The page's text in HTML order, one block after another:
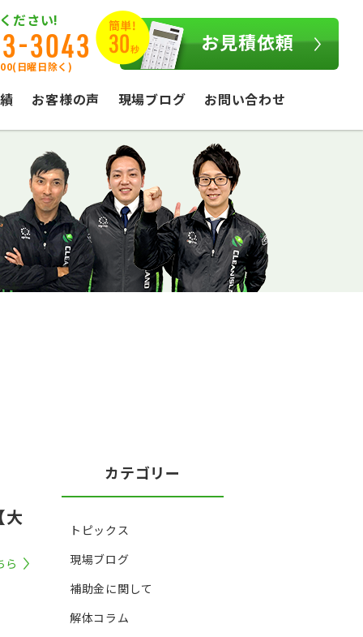
ださい!
3043
日曜日除く)
お見積依頼
お客様の声 現場ブログ お問い合わせ
大
ら
カテゴリー
トピックス
現場ブログ
補助金に関して
解体コラム